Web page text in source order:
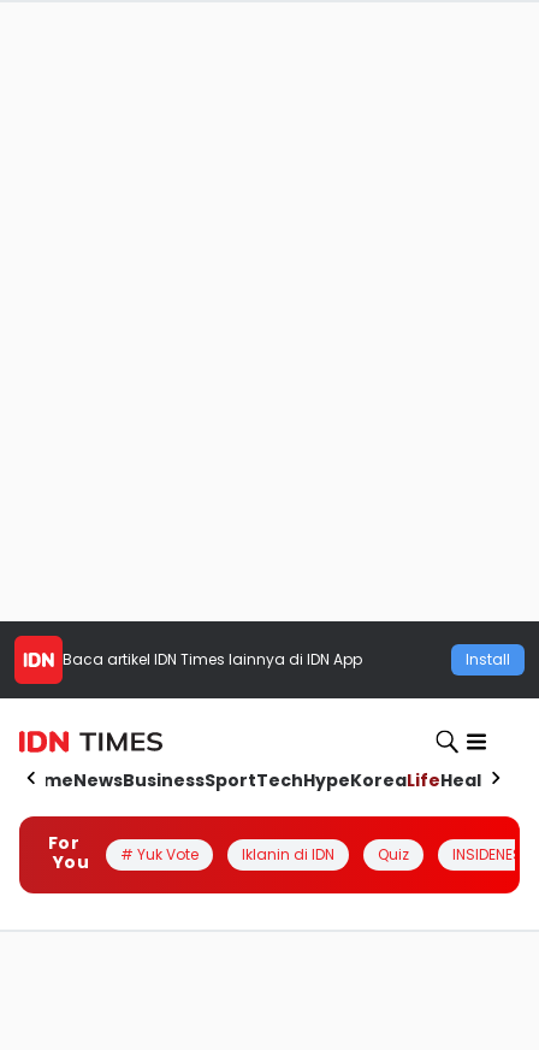
Baca artikel IDN Times lainnya di IDN App Install
HomeNewsBusinessSportTechHypeKoreaLifeHealth
For
You
# Yuk Vote Iklanin di IDN Quiz INSIDENESIA